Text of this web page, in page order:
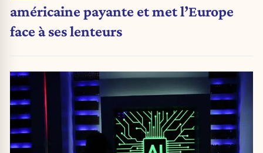
américaine payante et met l’Europe
face à ses lenteurs